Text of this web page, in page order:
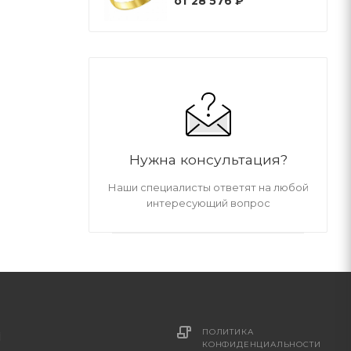
Нужна консультация?
Наши специалисты ответят на любой
интересующий вопрос
ПОЛИТИКА
КОНФИДЕНЦИАЛЬНОСТИ